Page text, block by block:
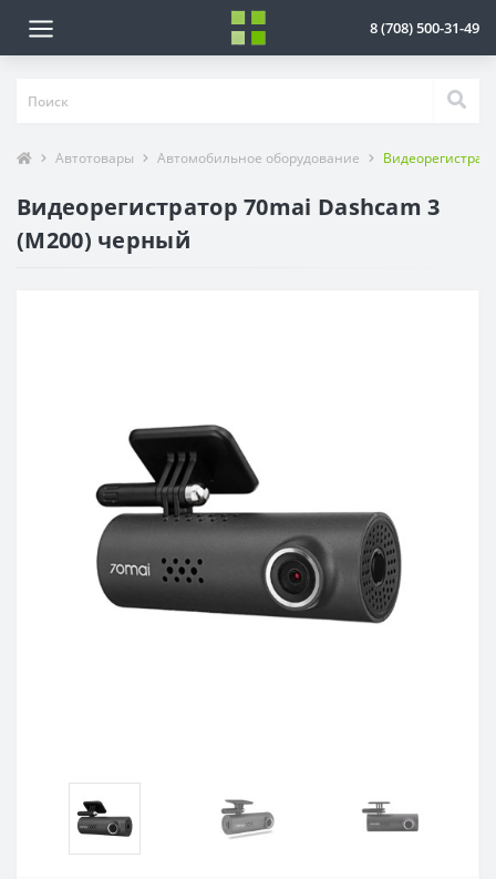
8 (708) 500-31-49
Автотовары Автомобильное оборудование
Видеорегистратор 70mai Dashcam 3
(M200) черный